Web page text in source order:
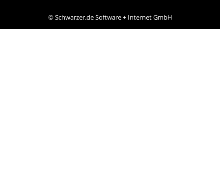
©Schwarzer.de Software + Internet GmbH